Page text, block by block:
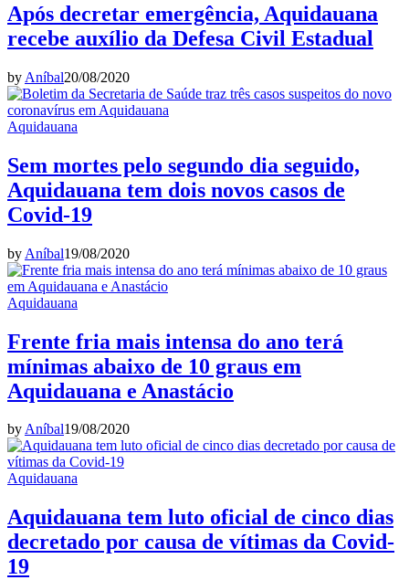
Após decretar emergência, Aquidauana
recebe auxílio da Defesa Civil Estadual
by Aníbal20/08/2020
Aquidauana
Sem mortes pelo segundo dia seguido,
Aquidauana tem dois novos casos de
Covid-19
by Aníbal19/08/2020
Aquidauana
Frente fria mais intensa do ano terá
mínimas abaixo de 10 graus em
Aquidauana e Anastácio
byAníbal19/08/2020
Aquidauana
Aquidauana tem luto oficial de cinco dias
decretado por causa de vítimas da Covid-
19